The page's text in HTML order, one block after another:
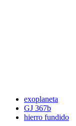
exoplaneta
GJ 367b
hierro fundido